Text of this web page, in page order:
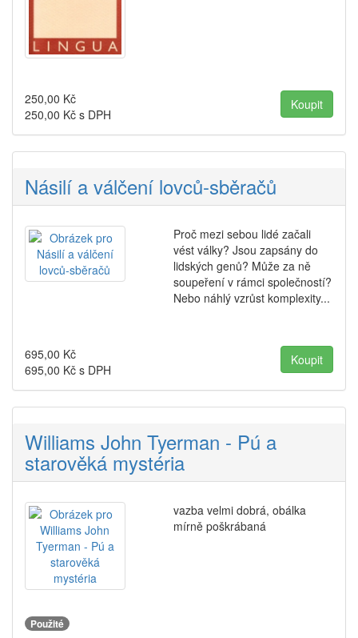
250,00 Kč
250,00 Kč s DPH
Násilí a válčení lovců-sběračů
Proč mezi sebou lidé začali
vést války? Jsou zapsány do
lidských genů? Může za ně
soupeření v rámci společností?
Nebo náhlý vzrůst komplexity...
695,00 Kč
695,00 Kč s DPH
Williams John Tyerman - Pú a
starověká mystéria
vazba velmi dobrá, obálka
mírně poškrábaná
Použité